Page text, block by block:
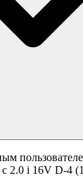
2.0 i 16V D-4